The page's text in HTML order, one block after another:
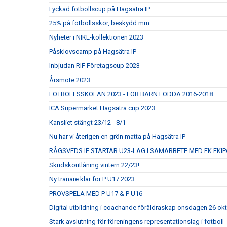
Lyckad fotbollscup på Hagsätra IP
25% på fotbollsskor, beskydd mm
Nyheter i NIKE-kollektionen 2023
Påsklovscamp på Hagsätra IP
Inbjudan RIF Företagscup 2023
Årsmöte 2023
FOTBOLLSSKOLAN 2023 - FÖR BARN FÖDDA 2016-2018
ICA Supermarket Hagsätra cup 2023
Kansliet stängt 23/12 - 8/1
Nu har vi återigen en grön matta på Hagsätra IP
RÅGSVEDS IF STARTAR U23-LAG I SAMARBETE MED FK
Skridskoutlåning vintern 22/23!
Ny tränare klar för P U17 2023
PROVSPELA MED P U17 & P U16
Digital utbildning i coachande föräldraskap onsdagen 26
Stark avslutning för föreningens representationslag i fotboll